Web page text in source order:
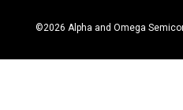
©2026 Alpha and Omega